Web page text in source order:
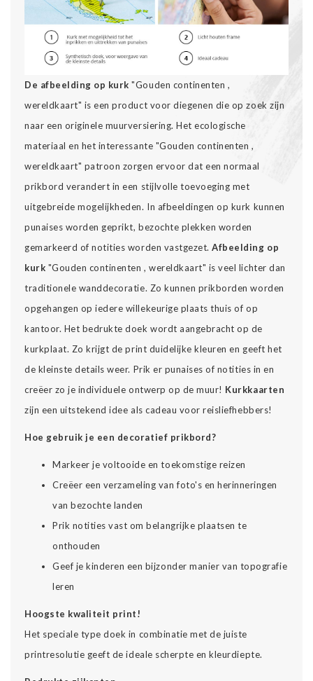
De afbeelding op kurk "Gouden continenten ,
wereldkaart" is een product voor diegenen die op zoek zijn
naar een originele muurversiering. Het ecologische
materiaal en het interessante "Gouden continenten ,
wereldkaart" patroon zorgen ervoor dat een normaal
prikbord verandert in een stijlvolle toevoeging met
uitgebreide mogelijkheden. In afbeeldingen op kurk kunnen
punaises worden geprikt, bezochte plekken worden
gemarkeerd of notities worden vastgezet.Afbeelding op
kurk "Gouden continenten , wereldkaart" is veel lichter dan
traditionele wanddecoratie. Zo kunnen prikborden worden
opgehangen op iedere willekeurige plaats thuis of op
kantoor. Het bedrukte doek wordt aangebracht op de
kurkplaat. Zo krijgt de print duidelijke kleuren en geeft het
de kleinste details weer. Prik er punaises of notities in en
creëer zo je individuele ontwerp op de muur! Kurkkaarten
zijn een uitstekend idee als cadeau voor reisliefhebbers!
Hoe gebruik je een decoratief prikbord?
Markeer je voltooide en toekomstige reizen
Creëer een verzameling van foto's en herinneringen
van bezochte landen
Prik notities vast om belangrijke plaatsen te
onthouden
Geef je kinderen een bijzonder manier van topografie
leren
Hoogste kwaliteit print!
Het speciale type doek in combinatie met de juiste
printresolutie geeft de ideale scherpte en kleurdiepte.